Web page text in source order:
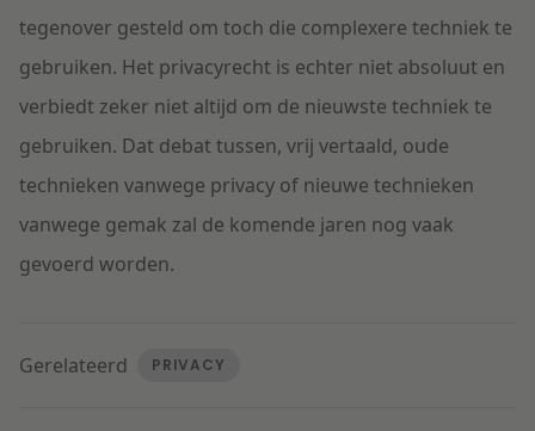
tegenover gesteld om toch die complexere techniek te
gebruiken. Het privacyrecht is echter niet absoluut en
verbiedt zeker niet altijd om de nieuwste techniek te
gebruiken. Dat debat tussen, vrij vertaald, oude
technieken vanwege privacy of nieuwe technieken
vanwege gemak zal de komende jaren nog vaak
gevoerd worden.
Gerelateerd PRIVACY